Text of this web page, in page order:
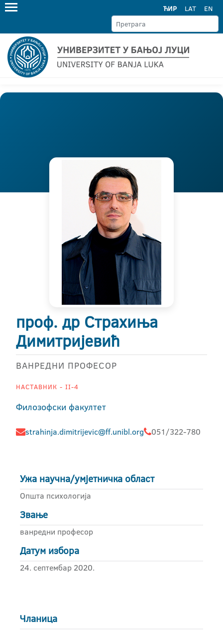
ЋИР LAT EN
проф. др Страхиња
Димитријевић
ВАНРЕДНИ ПРОФЕСОР
НАСТАВНИК - II-4
Филозофски факултет
strahinja.dimitrijevic@ff.unibl.org 051/322-780
Ужа научна/умјетничка област
Општа психологија
Звање
ванредни професор
Датум избора
24. септембар 2020.
Чланица